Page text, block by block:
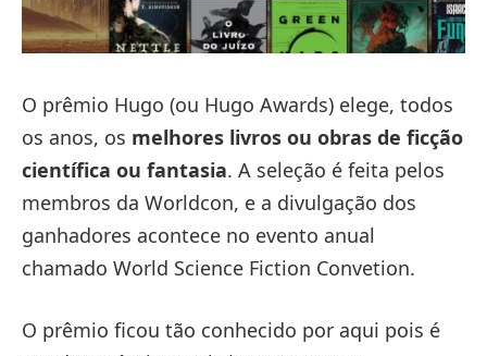
O prêmio Hugo (ou Hugo Awards) elege, todos
os anos, os melhores livros ou obras de ficção
científica ou fantasia. A seleção é feita pelos
membros da Worldcon, e a divulgação dos
ganhadores acontece no evento anual
chamado World Science Fiction Convetion.
O prêmio ficou tão conhecido por aqui pois é